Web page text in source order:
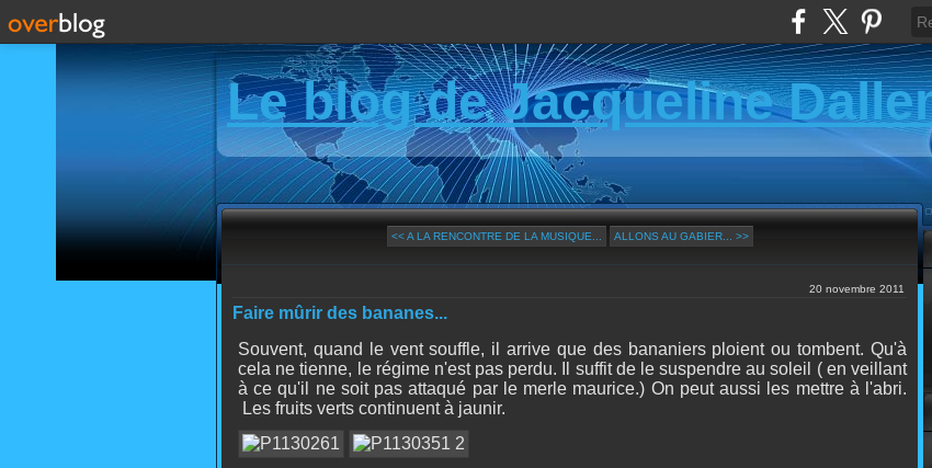
Le blog de Jacqueline
<< A LA RENCONTRE DE LA MUSIQUE... ALLONS AU GABIER... >>
20 novembre 2011
Faire mûrir des bananes...
Souvent, quand le vent souffle, il arrive que des bananiers ploient ou tombent. Qu'à
cela ne tienne, le régime n'est pas perdu. Il suffit de le suspendre au soleil ( en veillant
à ce qu'il ne soit pas attaqué par le merle maurice.) On peut aussi les mettre à l'abri.
Les fruits verts continuent à jaunir.